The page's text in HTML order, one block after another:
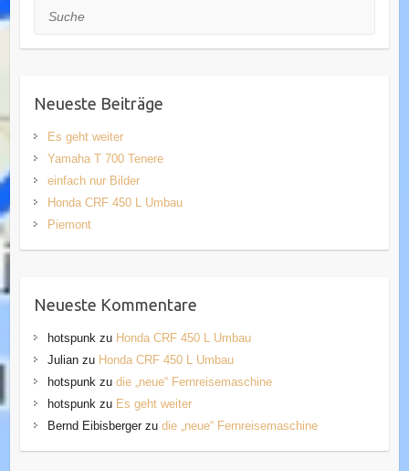
Suche
Neueste Beiträge
Es geht weiter
Yamaha T 700 Tenere
einfach nur Bilder
Honda CRF 450 L Umbau
Piemont
Neueste Kommentare
hotspunk zu Honda CRF 450 L Umbau
Julianzu Honda CRF 450 L Umbau
hotspunk zu die „neue“ Fernreisemaschine
hotspunk zu Es geht weiter
Bernd Eibisbergerzu die „neue“ Fernreisemaschine